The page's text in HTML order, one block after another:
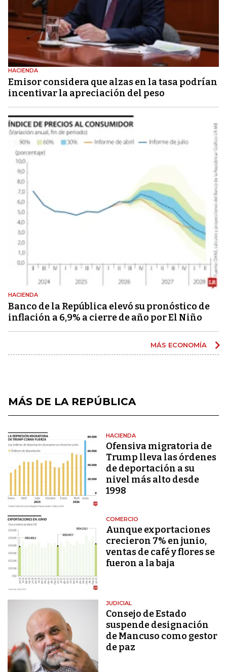
HACIENDA
Emisor considera que alzas en la tasa podrían
incentivar la apreciación del peso
HACIENDA
Banco de la República elevó su pronóstico de
inflación a 6,9% a cierre de año por El Niño
MÁS ECONOMÍA
MÁS DE LA REPÚBLICA
HACIENDA
Ofensiva migratoria de
Trump lleva las órdenes
de deportación a su
nivel más alto desde
1998
COMERCIO
Aunque exportaciones
crecieron 7% en junio,
ventas de café y flores se
fueron a la baja
JUDICIAL
Consejo de Estado
suspende designación
de Mancuso como gestor
de paz